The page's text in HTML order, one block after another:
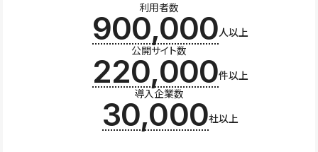
利用者数
900,000人以上
公開サイト数
220,000件以上
導入企業数
30,000社以上